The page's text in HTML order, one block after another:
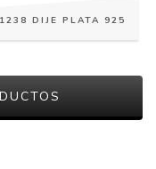
DIJE PLATA 925